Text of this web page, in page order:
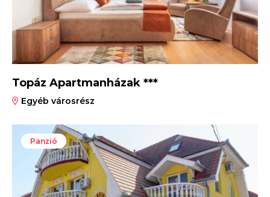
Topáz Apartmanházak ***
Egyéb városrész
Panzió